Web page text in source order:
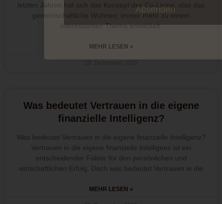
letzten Jahren hat sich das Konzept des Co-Living, also das
gemeinschaftliche Wohnen, immer mehr zu einem
interessanten Thema entwickelt.
MEHR LESEN »
Was bedeutet Vertrauen in die eigene
finanzielle Intelligenz?
Was bedeutet Vertrauen in die eigene finanzielle Intelligenz?
Vertrauen in die eigene finanzielle Intelligenz ist ein
entscheidender Faktor für den persönlichen und
wirtschaftlichen Erfolg. Doch was bedeutet Vertrauen in die
MEHR LESEN »
Absenden